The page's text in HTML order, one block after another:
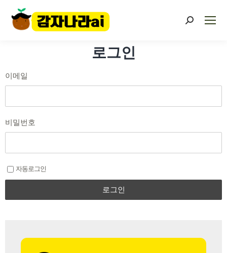
로그인
이메일
비밀번호
자동로그인
로그인